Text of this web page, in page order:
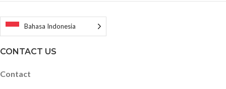
Bahasa Indonesia
CONTACT US
Contact